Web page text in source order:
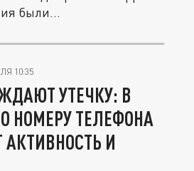
были...
10:35
УТЕЧКУ: В
НОМЕРУ ТЕЛЕФОНА
И